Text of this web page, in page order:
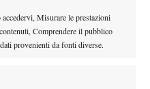
Misurare le prestazioni
Comprendere il pubblico
provenienti da fonti diverse.
raggiunti in questa stagione:
molto, la parte fisica. Sul
lavorare ancora molto